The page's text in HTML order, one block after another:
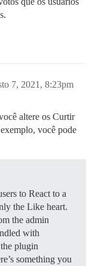
7, 2021, 8:23pm
altere os Curtir
você pode
to React to a
the Like heart.
the admin
with
plugin
something you